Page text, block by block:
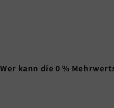
Wer kann die 0 %